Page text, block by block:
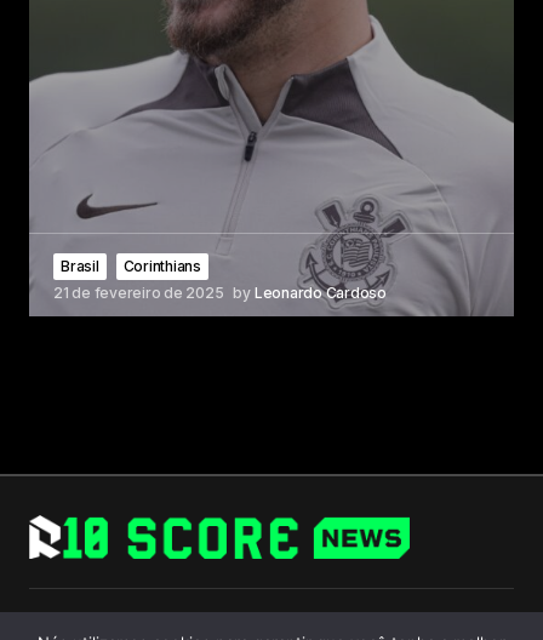
Brasil
Corinthians
21 de fevereiro de 2025 by Leonardo Cardoso
Follow Us